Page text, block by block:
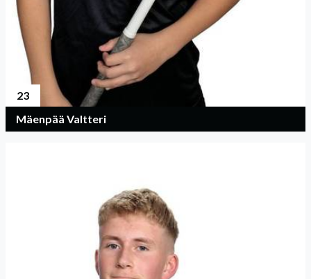
23
Mäenpää Valtteri